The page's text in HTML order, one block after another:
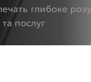
глибоке
послуг